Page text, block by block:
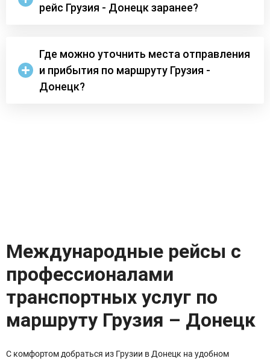
рейс Грузия - Донецк заранее?
Где можно уточнить места отправления
и прибытия по маршруту Грузия -
Донецк?
Международные рейсы с
профессионалами
транспортных услуг по
маршруту Грузия – Донецк
С комфортом добраться из Грузии в Донецк на удобном